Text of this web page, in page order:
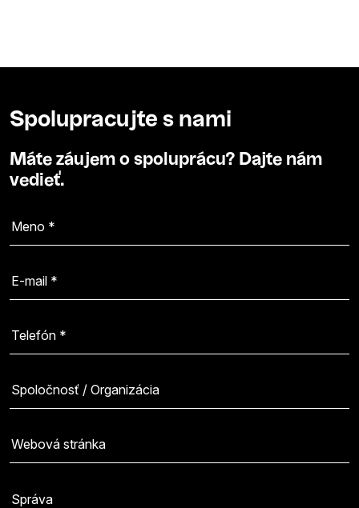
Spolupracujte s nami
Máte záujem o spoluprácu? Dajte nám
vedieť.